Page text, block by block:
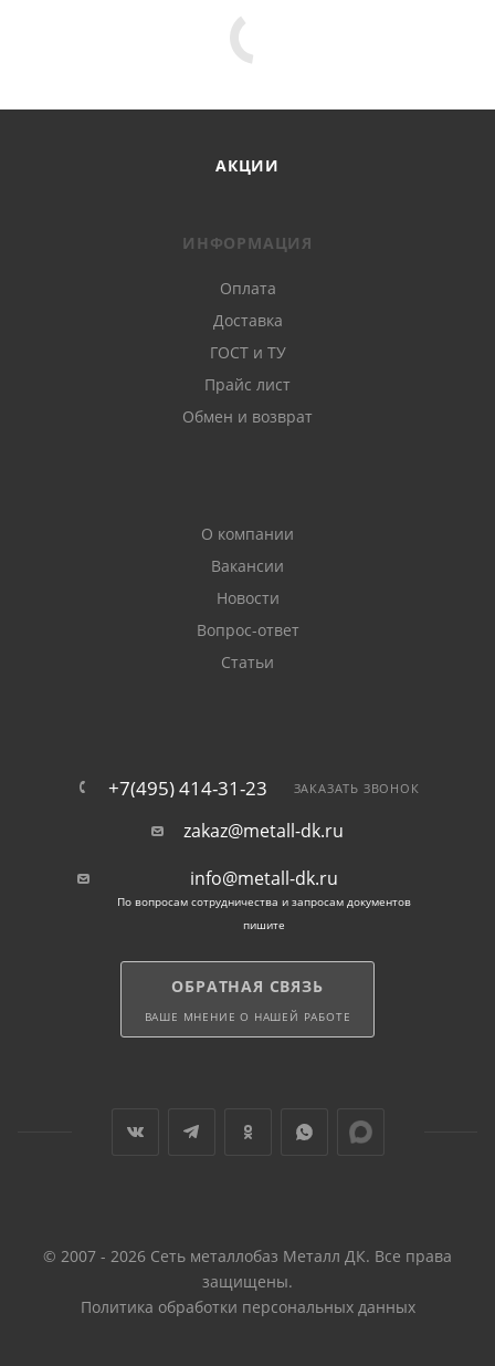
АКЦИИ
ИНФОРМАЦИЯ
Оплата
Доставка
ГОСТ и ТУ
Прайс лист
Обмен и возврат
О компании
Вакансии
Новости
Вопрос-ответ
Статьи
+7(495) 414-31-23 ЗАКАЗАТЬ ЗВОНОК
zakaz@metall-dk.ru
info@metall-dk.ru
По вопросам сотрудничества и запросам документов
пишите
ОБРАТНАЯ СВЯЗЬ
ВАШЕ МНЕНИЕ О НАШЕЙ РАБОТЕ
© 2007 - 2026 Сеть металлобаз Металл ДК. Все права
защищены.
Политика обработки персональных данных